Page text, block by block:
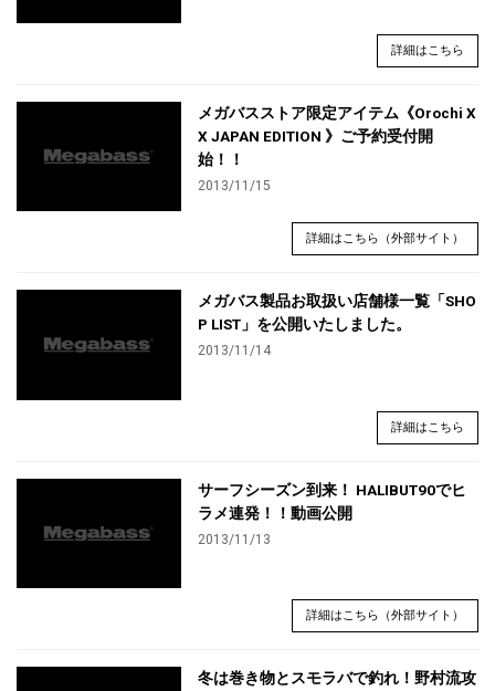
詳細はこちら
メガバスストア限定アイテム《Orochi X
X JAPAN EDITION 》ご予約受付開
始！！
2013/11/15
詳細はこちら（外部サイト）
メガバス製品お取扱い店舗様一覧「SHO
P LIST」を公開いたしました。
2013/11/14
詳細はこちら
サーフシーズン到来！ HALIBUT90でヒ
ラメ連発！！動画公開
2013/11/13
詳細はこちら（外部サイト）
冬は巻き物とスモラバで釣れ！野村流攻